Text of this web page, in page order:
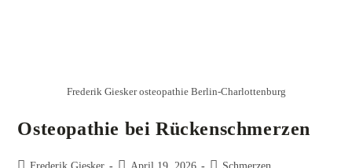
Frederik Giesker osteopathie Berlin-Charlottenburg
Osteopathie bei Rückenschmerzen